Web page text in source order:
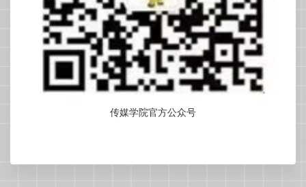
传媒学院官方公众号